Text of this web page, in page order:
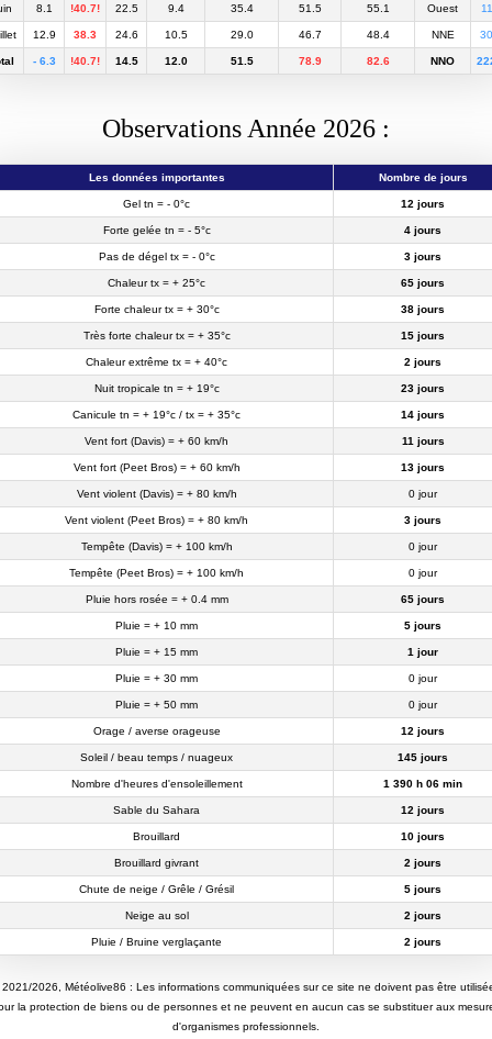
8.1 !40.7! 22.5 9.4 35.4 51.5 55.1 Ouest
12.9 38.3 24.6 10.5 29.0 46.7 48.4 NNE
- 6.3 !40.7! 14.5 12.0 51.5 78.9 82.6 NNO
Observations Année 2026 :
Les données importantes Nombre de jours
Gel tn = - 0°c 12 jours
Forte gelée tn = - 5°c 4 jours
Pas de dégel tx = - 0°c 3 jours
Chaleur tx = + 25°c 65 jours
Forte chaleur tx = + 30°c 38 jours
Très forte chaleur tx = + 35°c 15 jours
Chaleur extrême tx = + 40°c 2 jours
Nuit tropicale tn = + 19°c 23 jours
Canicule tn = + 19°c / tx = + 35°c 14 jours
Vent fort (Davis) = + 60 km/h 11 jours
Vent fort (Peet Bros) = + 60 km/h 13 jours
Vent violent (Davis) = + 80 km/h 0 jour
Vent violent (Peet Bros) = + 80 km/h 3 jours
Tempête (Davis) = + 100 km/h 0 jour
Tempête (Peet Bros) = + 100 km/h 0 jour
Pluie hors rosée = + 0.4 mm 65 jours
Pluie = + 10 mm 5 jours
Pluie = + 15 mm 1 jour
Pluie = + 30 mm 0 jour
Pluie = + 50 mm 0 jour
Orage / averse orageuse 12 jours
Soleil / beau temps / nuageux 145 jours
Nombre d'heures d'ensoleillement 1 390 h 06 min
Sable du Sahara 12 jours
Brouillard 10 jours
Brouillard givrant 2 jours
Chute de neige / Grêle / Grésil 5 jours
Neige au sol 2 jours
Pluie / Bruine verglaçante 2 jours
2026, Météolive86 : Les informations communiquées sur ce site ne doivent pas être
la protection de biens ou de personnes et ne peuvent en aucun cas se substituer aux
d'organismes professionnels.